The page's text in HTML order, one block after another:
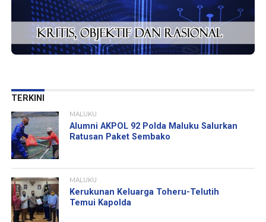
TERKINI
MALUKU
Alumni AKPOL 92 Polda Maluku Salurkan
Ratusan Paket Sembako
MALUKU
Kerukunan Keluarga Toheru-Telutih
Temui Kapolda